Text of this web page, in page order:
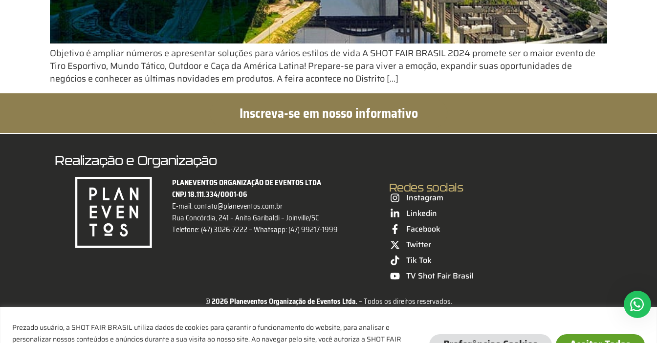
Prezado usuário, a SHOT FAIR BRASIL utiliza dados de cookies para garantir o funcionamento do website, para analisar e
personalizar nossos conteúdos e anúncios durante a sua visita ao nosso site. Ao navegar pelo site, você autoriza a SHOT FAIR
Objetivo é ampliar números e apresentar soluções para vários estilos de vida A SHOT FAIR BRASIL 2024 promete ser o maior evento de
Tiro Esportivo, Mundo Tático, Outdoor e Caça da América Latina! Prepare-se para viver a emoção, expandir suas oportunidades de
negócios e conhecer as últimas novidades em produtos. A feira acontece no Distrito […]
Inscreva-se em nosso informativo
Realização e Organização
PLANEVENTOS ORGANIZAÇÃO DE EVENTOS LTDA
CNPJ 18.111.334/0001-06
E-mail:contato@planeventos.com.br
Rua Concórdia, 241 – Anita Garibaldi – Joinville/SC
Telefone: (47) 3026-7222 –Whatsapp: (47) 99217-1999
Redes sociais
Instagram
Linkedin
Facebook
Twitter
Tik Tok
TV Shot Fair Brasil
© 2026 Planeventos Organização de Eventos Ltda. – Todos os direitos reservados.